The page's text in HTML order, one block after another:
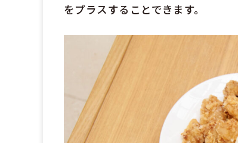
をプラスすることできます。